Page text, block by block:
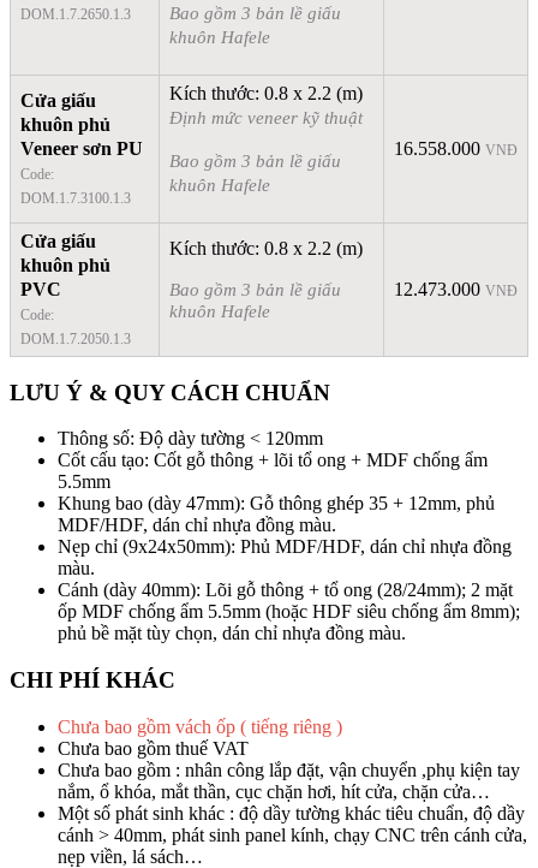
DOM.1.7.2650.1.3
Bao gồm 3 bản lề giấu
khuôn Hafele
Cửa giấu
khuôn phủ
Veneer sơn PU
Code:
DOM.1.7.3100.1.3
Kích thước: 0.8 x 2.2 (m)
Định mức veneer kỹ thuật
Bao gồm 3 bản lề giấu
khuôn Hafele
16.558.000 VNĐ
Cửa giấu
khuôn phủ
PVC
Code:
DOM.1.7.2050.1.3
Kích thước: 0.8 x 2.2 (m)
Bao gồm 3 bản lề giấu
khuôn Hafele
12.473.000 VNĐ
LƯU Ý & QUY CÁCH CHUẨN
Thông số: Độ dày tường < 120mm
Cốt cấu tạo: Cốt gỗ thông + lõi tổ ong + MDF chống ẩm
5.5mm
Khung bao (dày 47mm): Gỗ thông ghép 35 + 12mm, phủ
MDF/HDF, dán chỉ nhựa đồng màu.
Nẹp chỉ (9x24x50mm): Phủ MDF/HDF, dán chỉ nhựa đồng
màu.
Cánh (dày 40mm): Lõi gỗ thông + tổ ong (28/24mm); 2 mặt
ốp MDF chống ẩm 5.5mm (hoặc HDF siêu chống ẩm 8mm);
phủ bề mặt tùy chọn, dán chỉ nhựa đồng màu.
CHI PHÍ KHÁC
Chưa bao gồm vách ốp ( tiếng riêng )
Chưa bao gồm thuế VAT
Chưa bao gồm : nhân công lắp đặt, vận chuyển ,phụ kiện tay
nắm, ổ khóa, mắt thần, cục chặn hơi, hít cửa, chặn cửa…
Một số phát sinh khác : độ dầy tường khác tiêu chuẩn, độ dầy
cánh > 40mm, phát sinh panel kính, chạy CNC trên cánh cửa,
nẹp viền, lá sách…